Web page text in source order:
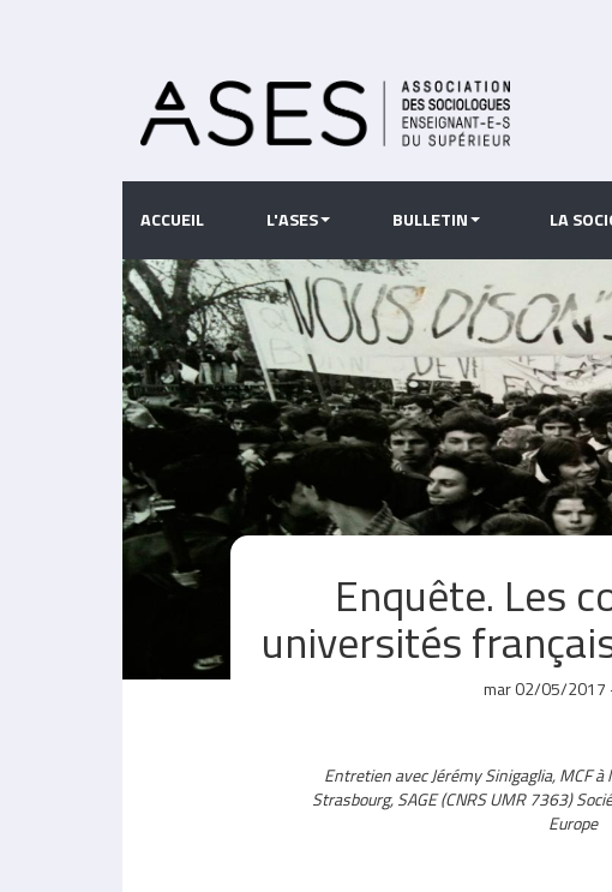
ACCUEIL L'ASES BULLETIN LA
Enquête. Les
universités
mar 02/05/2017
Entretien avec Jérémy Sinigaglia, MCF à
Strasbourg, SAGE (CNRS UMR 7363)
Europe